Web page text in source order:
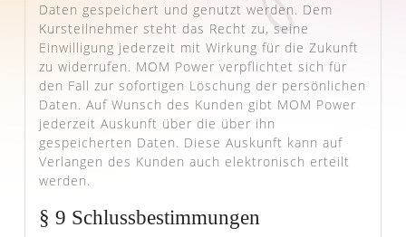
Daten gespeichert und genutzt werden. Dem
Kursteilnehmer steht das Recht zu, seine
Einwilligung jederzeit mit Wirkung für die Zukunft
zu widerrufen. MOM Power verpflichtet sich für
den Fall zur sofortigen Löschung der persönlichen
Daten. Auf Wunsch des Kunden gibt MOM Power
jederzeit Auskunft über die über ihn
gespeicherten Daten. Diese Auskunft kann auf
Verlangen des Kunden auch elektronisch erteilt
werden.
§ 9 Schlussbestimmungen